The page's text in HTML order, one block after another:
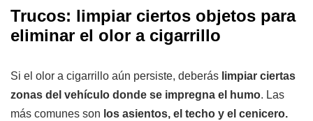
Trucos: limpiar ciertos objetos para
eliminar el olor a cigarrillo
Si el olor a cigarrillo aún persiste, deberás limpiar ciertas
zonas del vehículo donde se impregna el humo. Las
más comunes son los asientos, el techo y el cenicero.